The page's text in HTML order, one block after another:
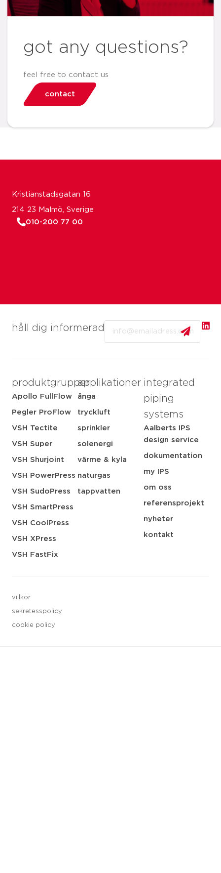
got any questions?
feel free to contact us
contact
håll dig informerad
produktgrupper
Apollo FullFlow
Pegler ProFlow
VSH Tectite
VSH Super
VSH Shurjoint
VSH PowerPress
VSH SudoPress
VSH SmartPress
VSH CoolPress
VSH XPress
VSH FastFix
applikationer
ånga
tryckluft
sprinkler
solenergi
värme & kyla
naturgas
tappvatten
integrated
piping
systems
Aalberts IPS
design service
dokumentation
my IPS
om oss
referensprojekt
nyheter
kontakt
villkor
sekretesspolicy
cookie policy
Kristianstadsgatan 16
214 23 Malmö, Sverige
010-200 77 00